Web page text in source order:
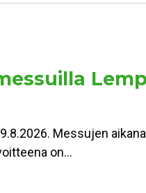
Messujen
on…